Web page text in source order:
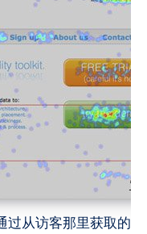
从访客那里获取的